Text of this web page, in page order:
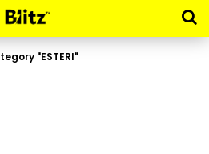
"ESTERI"